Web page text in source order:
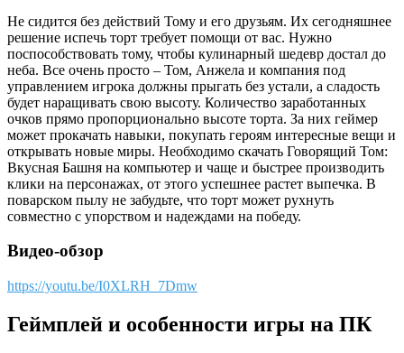
Не сидится без действий Тому и его друзьям. Их сегодняшнее
решение испечь торт требует помощи от вас. Нужно
поспособствовать тому, чтобы кулинарный шедевр достал до
неба. Все очень просто – Том, Анжела и компания под
управлением игрока должны прыгать без устали, а сладость
будет наращивать свою высоту. Количество заработанных
очков прямо пропорционально высоте торта. За них геймер
может прокачать навыки, покупать героям интересные вещи и
открывать новые миры. Необходимо скачать Говорящий Том:
Вкусная Башня на компьютер и чаще и быстрее производить
клики на персонажах, от этого успешнее растет выпечка. В
поварском пылу не забудьте, что торт может рухнуть
совместно с упорством и надеждами на победу.
Видео-обзор
https://youtu.be/I0XLRH_7Dmw
Геймплей и особенности игры на ПК